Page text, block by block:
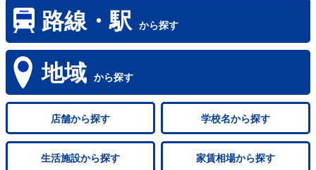
路線・駅 から探す
地域 から探す
店舗から探す 学校名から探す
生活施設から探す 家賃相場から探す